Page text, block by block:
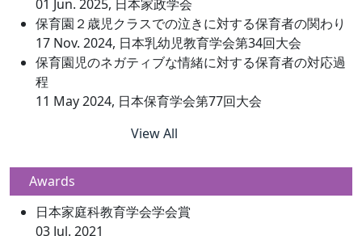
01 Jun. 2025, 日本家政学会
保育園２歳児クラスでの泣きに対する保育者の関わり
17 Nov. 2024, 日本乳幼児教育学会第34回大会
保育園児のネガティブな情緒に対する保育者の対応過
程
11 May 2024, 日本保育学会第77回大会
View All
Awards
日本家庭科教育学会学会賞
03 Jul. 2021